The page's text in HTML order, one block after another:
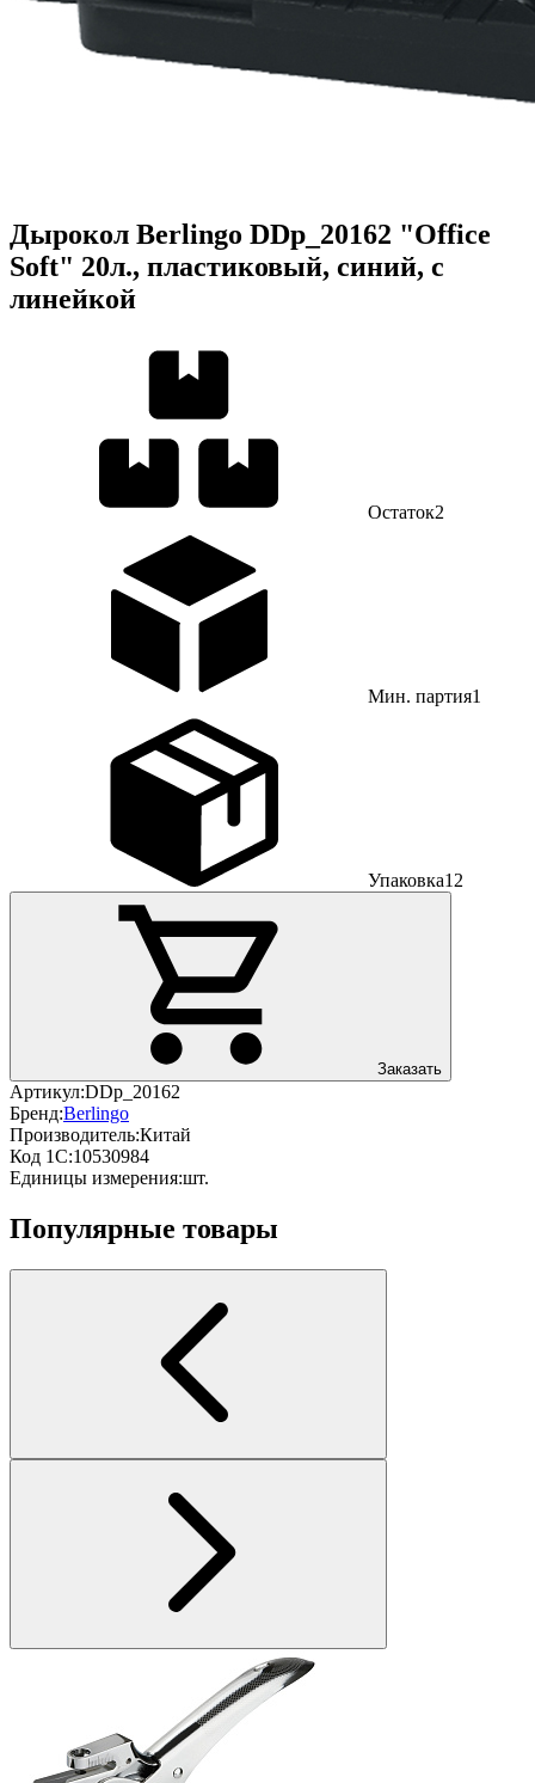
Дырокол Berlingo DDp_20162 "Office
Soft" 20л., пластиковый, синий, с
линейкой
Остаток2
Мин. партия1
Упаковка12
Заказать
Артикул:DDp_20162
Бренд:Berlingo
Производитель:Китай
Код 1С:10530984
Единицы измерения:шт.
Популярные товары